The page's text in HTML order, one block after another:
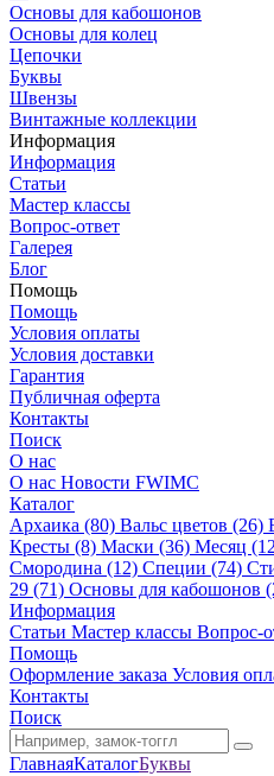
Основы для кабошонов
Основы для колец
Цепочки
Буквы
Швензы
Винтажные коллекции
Информация
Информация
Статьи
Мастер классы
Вопрос-ответ
Галерея
Блог
Помощь
Помощь
Условия оплаты
Условия доставки
Гарантия
Публичная оферта
Контакты
Поиск
О нас
О нас Новости FWIMC
Каталог
Архаика (80) Вальс цветов (26)
Кресты (8) Маски (36) Месяц
Смородина (12) Специи (74)
29 (71) Основы для кабошонов
Информация
Статьи Мастер классы Вопрос-
Помощь
Оформление заказа Условия
Контакты
Поиск
ГлавнаяКаталогБуквы